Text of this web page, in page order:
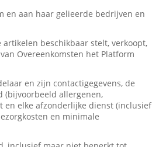
en aan haar gelieerde bedrijven en
beschikbaar stelt, verkoopt,
Overeenkomsten het Platform
en zijn contactigegevens, de
(bijvoorbeeld allergenen,
elke afzonderlijke dienst (inclusief
en minimale